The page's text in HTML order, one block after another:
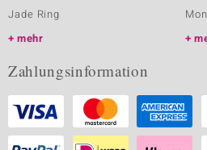
Jade Ring
mehr
Zahlungsinformation